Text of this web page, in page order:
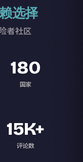
选择
者社区
180
国家
15K+
评论数